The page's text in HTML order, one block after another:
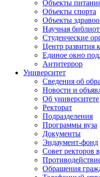
Объекты
Объекты спорта
Объекты
Научная
Студенческие
Центр развития
Единое окно
Антитеррор
Университет
Сведения об
Новости и
Об университете
Ректорат
Подразделения
Программы вуза
Документы
Эндаумент-фонд
Совет ректоров
Обращения